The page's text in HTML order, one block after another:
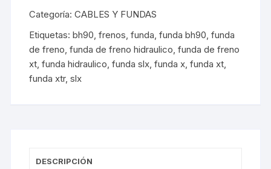
Categoría:CABLES Y FUNDAS
Etiquetas:bh90 ,frenos ,funda ,funda bh90 ,funda
de freno ,funda de freno hidraulico ,funda de freno
xt ,funda hidraulico ,funda slx ,funda x ,funda xt
funda xtr,slx
DESCRIPCIÓN